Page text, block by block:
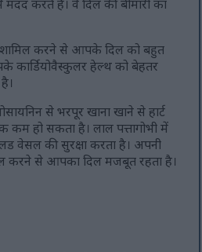
करते हैं। वे दिल की बीमारी का
शामिल करने से आपके दिल को बहुत
कार्डियोवैस्कुलर हेल्थ को बेहतर
से भरपूर खाना खाने से हार्ट
हो सकता है। लाल पत्तागोभी में
वेसल की सुरक्षा करता है। अपनी
करने से आपका दिल मजबूत रहता है।